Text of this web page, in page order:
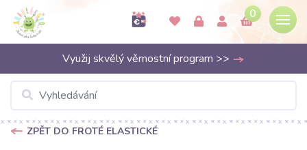
0
Využij skvělý věrnostní program >>
ZPĚT DO FROTÉ ELASTICKÉ